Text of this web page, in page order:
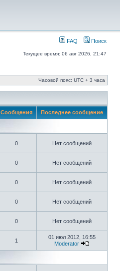
FAQ Поиск
Текущее время: 06 авг 2026, 21:47
Часовой пояс: UTC + 3 часа
Сообщения Последнее сообщение
0 Нет сообщений
0 Нет сообщений
0 Нет сообщений
0 Нет сообщений
0 Нет сообщений
1
01 июл 2012, 16:55
Moderator